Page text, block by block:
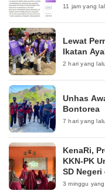
11 jam yang
Lewat
Ikatan
2 hari yang lalu
Unhas
Bontorea
7 hari yang lalu
KenaRi,
KKN-PK
SD
3 minggu